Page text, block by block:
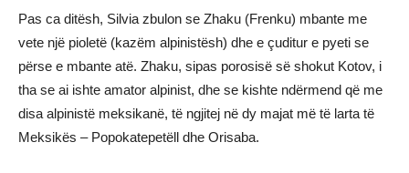
Pas ca ditësh, Silvia zbulon se Zhaku (Frenku) mbante me
vete një pioletë (kazëm alpinistësh) dhe e çuditur e pyeti se
përse e mbante atë. Zhaku, sipas porosisë së shokut Kotov, i
tha se ai ishte amator alpinist, dhe se kishte ndërmend që me
disa alpinistë meksikanë, të ngjitej në dy majat më të larta të
Meksikës – Popokatepetëll dhe Orisaba.